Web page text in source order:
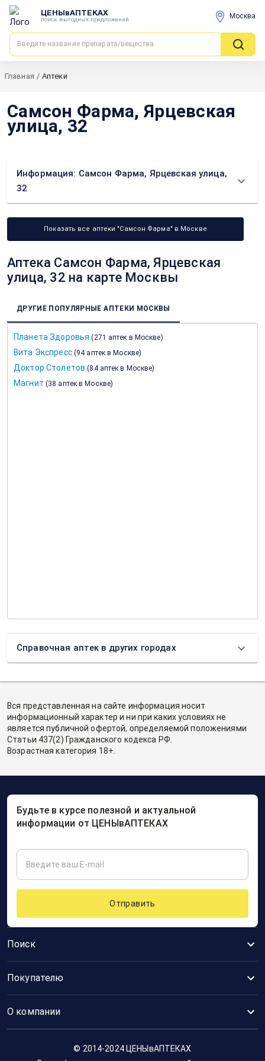
ЦЕНЫвАПТЕКАХ
поиск выгодных предложений Москва
Главная / Аптеки
Самсон Фарма, Ярцевская
улица, 32
Информация: Самсон Фарма, Ярцевская улица,
32
Показать все аптеки "Самсон Фарма" в Москве
Аптека Самсон Фарма, Ярцевская
улица, 32 на карте Москвы
ДРУГИЕ ПОПУЛЯРНЫЕ АПТЕКИ МОСКВЫ
Планета Здоровья (271 аптек в Москве)
Вита Экспресс (94 аптек в Москве)
Доктор Столетов (84 аптек в Москве)
Магнит (38 аптек в Москве)
Справочная аптек в других городах
Вся представленная на сайте информация носит
информационный характер и ни при каких условиях не
является публичной офертой, определяемой положениями
Статьи 437(2) Гражданского кодекса РФ.
Возрастная категория 18+.
Поиск
Покупателю
О компании
Будьте в курсе полезной и актуальной
информации от ЦЕНЫвАПТЕКАХ
Отправить
© 2014-2024 ЦЕНЫвАПТЕКАХ